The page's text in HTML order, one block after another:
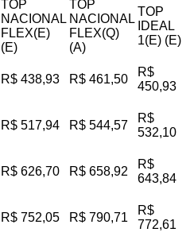
TOP
NACIONAL
FLEX(E)
(E)
TOP
NACIONAL
FLEX(Q)
(A)
TOP
IDEAL
1(E) (E)
R$ 438,93 R$ 461,50
R$
450,93
R$ 517,94 R$ 544,57
R$
532,10
R$ 626,70 R$ 658,92
R$
643,84
R$ 752,05 R$ 790,71
R$
772,61